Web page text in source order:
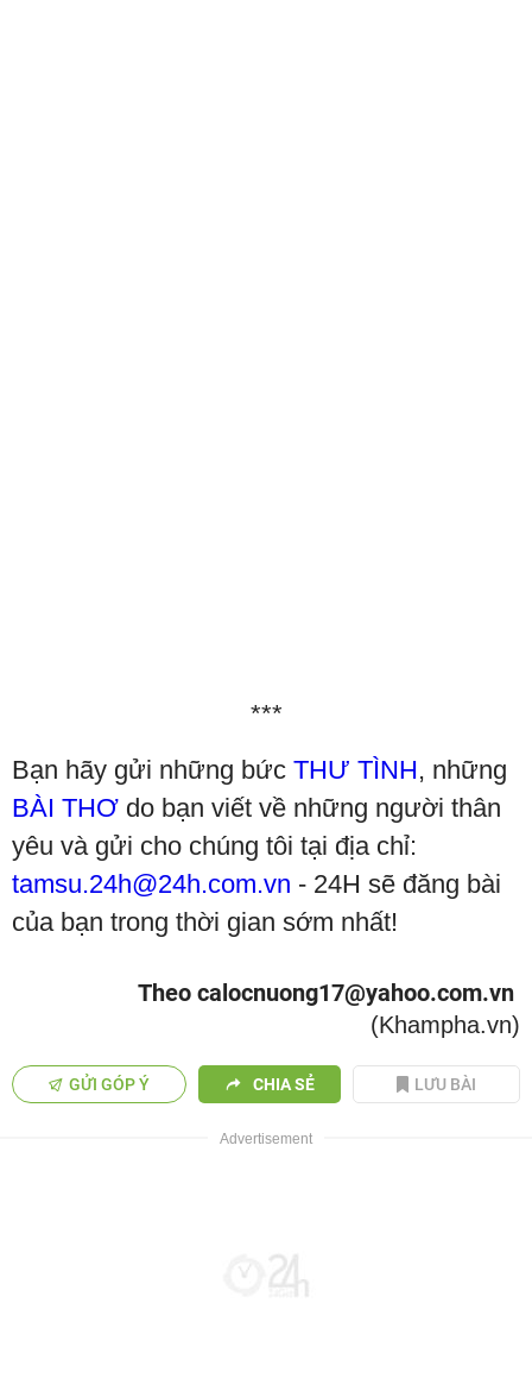
***
Bạn hãy gửi những bức THƯ TÌNH, những
BÀI THƠ do bạn viết về những người thân
yêu và gửi cho chúng tôi tại địa chỉ:
tamsu.24h@24h.com.vn - 24H sẽ đăng bài
của bạn trong thời gian sớm nhất!
Theo calocnuong17@yahoo.com.vn
(Khampha.vn)
GỬI GÓP Ý CHIA SẺ LƯU BÀI